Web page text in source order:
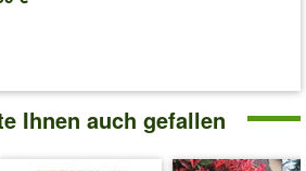
Ihnen auch gefallen